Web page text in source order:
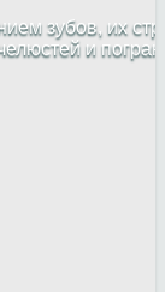
зубов, их
и